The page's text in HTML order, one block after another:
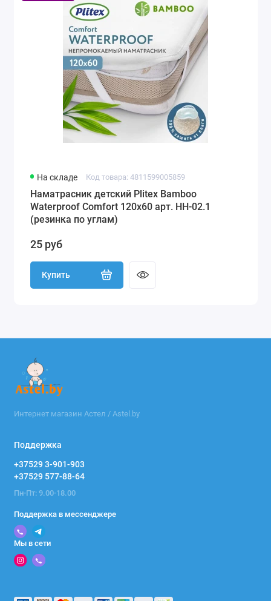
На складе Код товара: 4811599005859
Наматрасник детский Plitex Bamboo
Waterproof Comfort 120х60 арт. НН-02.1
(резинка по углам)
25 руб
Купить
Интернет магазин Астел / Astel.by
Поддержка
+37529 3-901-903
+37529 577-88-64
Пн-Пт: 9.00-18.00
Поддержка в мессенджере
Мы в сети